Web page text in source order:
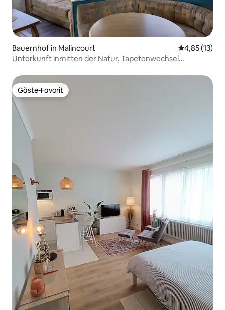
Bauernhof in Malincourt
4,85 (13)
Unterkunft inmitten der Natur, Tapetenwechsel
Gäste-Favorit
Gäste-Favorit